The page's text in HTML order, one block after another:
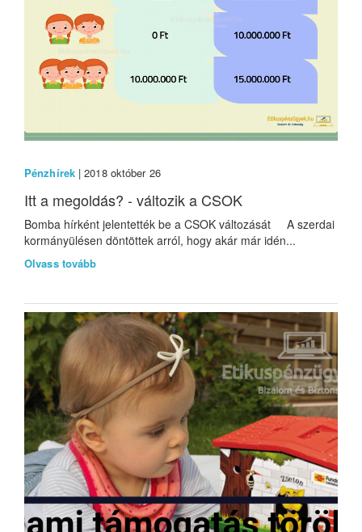
Pénzhírek| 2018 október 26
Itt a megoldás? - változik a CSOK
Bomba hírként jelentették be a CSOK változását A szerdai
kormányülésen döntöttek arról, hogy akár már idén...
Olvass tovább